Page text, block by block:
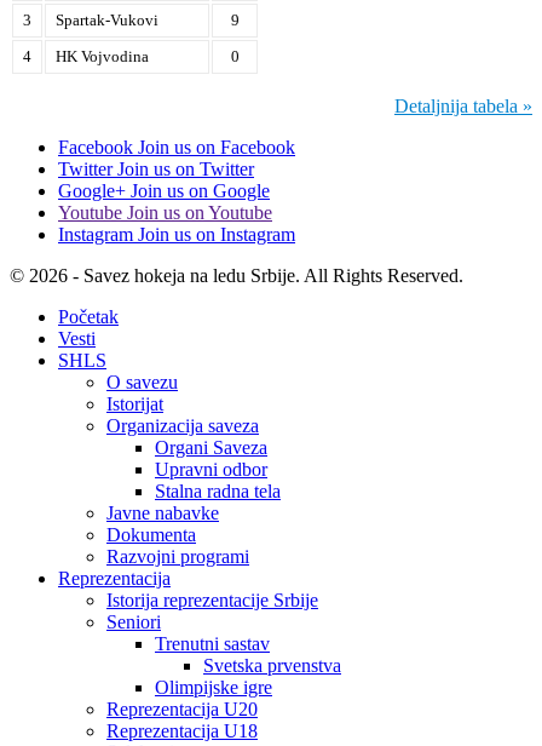
3
Spartak-Vukovi
9
4
HK Vojvodina 0
Detaljnija tabela »
Facebook Join us on Facebook
Twitter Join us on Twitter
Google+ Join us on Google
Youtube Join us on Youtube
Instagram Join us on Instagram
© 2026 - Savez hokeja na ledu Srbije. All Rights Reserved.
Početak
Vesti
SHLS
O savezu
Istorijat
Organizacija saveza
Organi Saveza
Upravni odbor
Stalna radna tela
Javne nabavke
Dokumenta
Razvojni programi
Reprezentacija
Istorija reprezentacije Srbije
Seniori
Trenutni sastav
Svetska prvenstva
Olimpijske igre
Reprezentacija U20
Reprezentacija U18